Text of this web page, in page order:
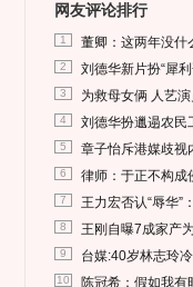
网友评论排行
1 董卿：这两年没什
2 刘德华新片扮“犀
3 为救母女俩 人艺
4 刘德华扮邋遢农民
5 章子怡斥港媒歧视
6 律师：于正不构成
7 王力宏否认“辱华”
8 王刚自曝7成家产
9 台媒:40岁林志玲
10 陈冠希：假如我有